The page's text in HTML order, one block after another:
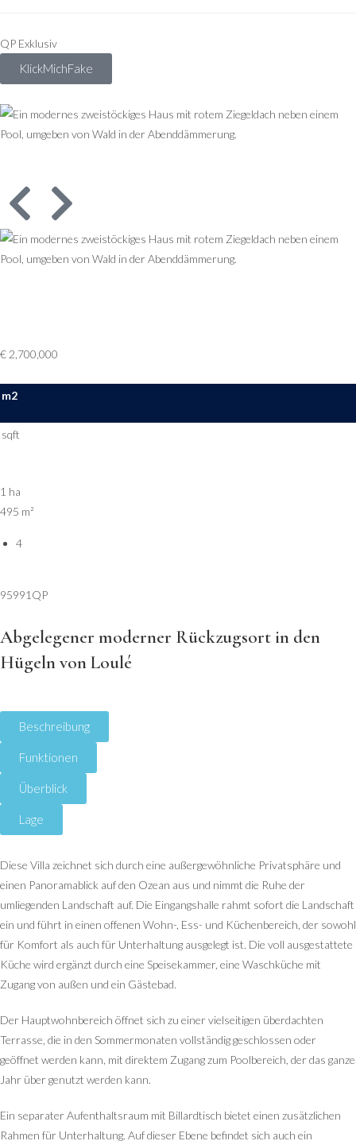
QP Exklusiv
KlickMichFake
€ 2,700,000
m2
sqft
1 ha
495 m²
4
95991QP
Abgelegener moderner Rückzugsort in den
Hügeln von Loulé
Beschreibung
Funktionen
Überblick
Lage
Diese Villa zeichnet sich durch eine außergewöhnliche Privatsphäre und
einen Panoramablick auf den Ozean aus und nimmt die Ruhe der
umliegenden Landschaft auf. Die Eingangshalle rahmt sofort die Landschaft
ein und führt in einen offenen Wohn-, Ess- und Küchenbereich, der sowohl
für Komfort als auch für Unterhaltung ausgelegt ist. Die voll ausgestattete
Küche wird ergänzt durch eine Speisekammer, eine Waschküche mit
Zugang von außen und ein Gästebad.
Der Hauptwohnbereich öffnet sich zu einer vielseitigen überdachten
Terrasse, die in den Sommermonaten vollständig geschlossen oder
geöffnet werden kann, mit direktem Zugang zum Poolbereich, der das ganze
Jahr über genutzt werden kann.
Ein separater Aufenthaltsraum mit Billardtisch bietet einen zusätzlichen
Rahmen für Unterhaltung. Auf dieser Ebene befindet sich auch ein